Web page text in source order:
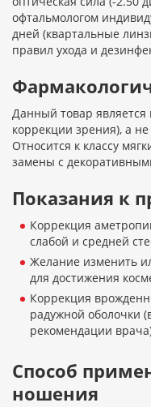
офтальмологом
дней (квартальные
правил ухода и
Данный товар
коррекции зрения), а
Относится к классу
замены с
Показания к
Коррекция
слабой и средней
Желание изменить
для достижения
Коррекция
радужной оболочки
рекомендации
Способ
ношения